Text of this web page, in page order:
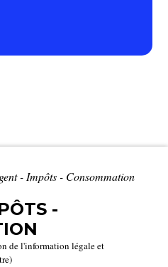
- Impôts - Consommation
-
de l'information légale et